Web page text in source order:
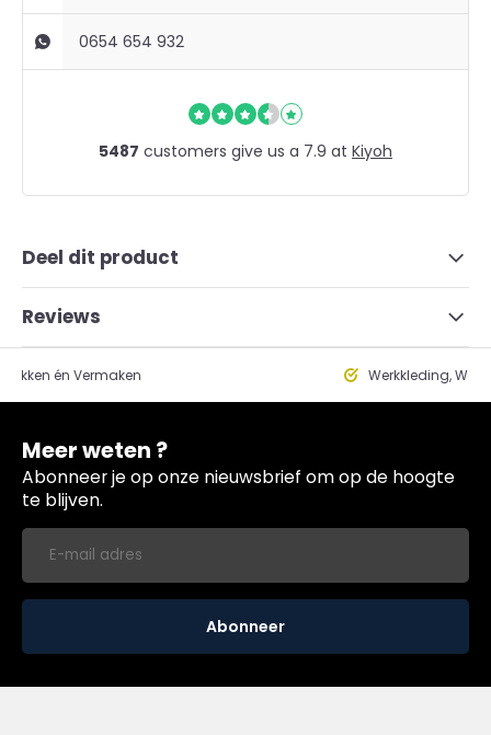
0654 654 932
5487 customers give us a 7.9 at Kiyoh
Deel dit product
Reviews
én Vermaken Werkkleding,
Meer weten ?
Abonneer je op onze nieuwsbrief om op de hoogte
te blijven.
Abonneer